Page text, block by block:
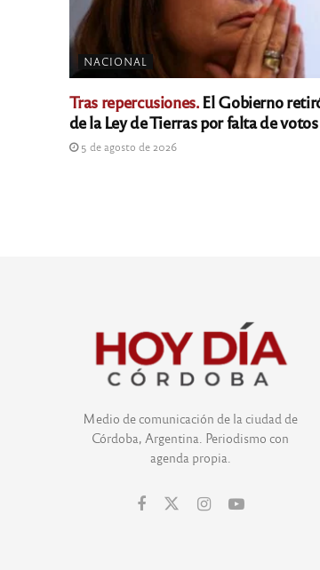
NACIONAL
Tras repercusiones.El Gobierno
de la Ley de Tierras por falta de votos
5 de agosto de 2026
Medio de comunicación de la ciudad de
Córdoba, Argentina. Periodismo con
agenda propia.